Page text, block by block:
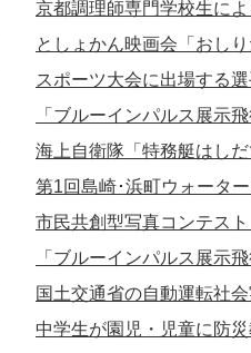
京都調理師専門学校生に
としょかん映画会「おし
スポーツ大会に出場する
「ブルーインパルス展示
海上自衛隊「特務艇はし
第1回島崎･浜町ウォータ
市民共創型写真コンテス
「ブルーインパルス展示
国土交通省の自動運転社
中学生が園児・児童に防